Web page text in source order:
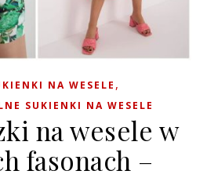
NA WESELE ,
SUKIENKI NA WESELE
na wesele w
fasonach –